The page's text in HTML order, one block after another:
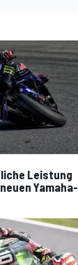
Leistung
Yamaha-